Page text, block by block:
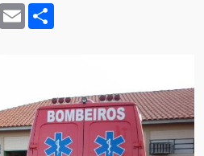
WhatsApp
Email